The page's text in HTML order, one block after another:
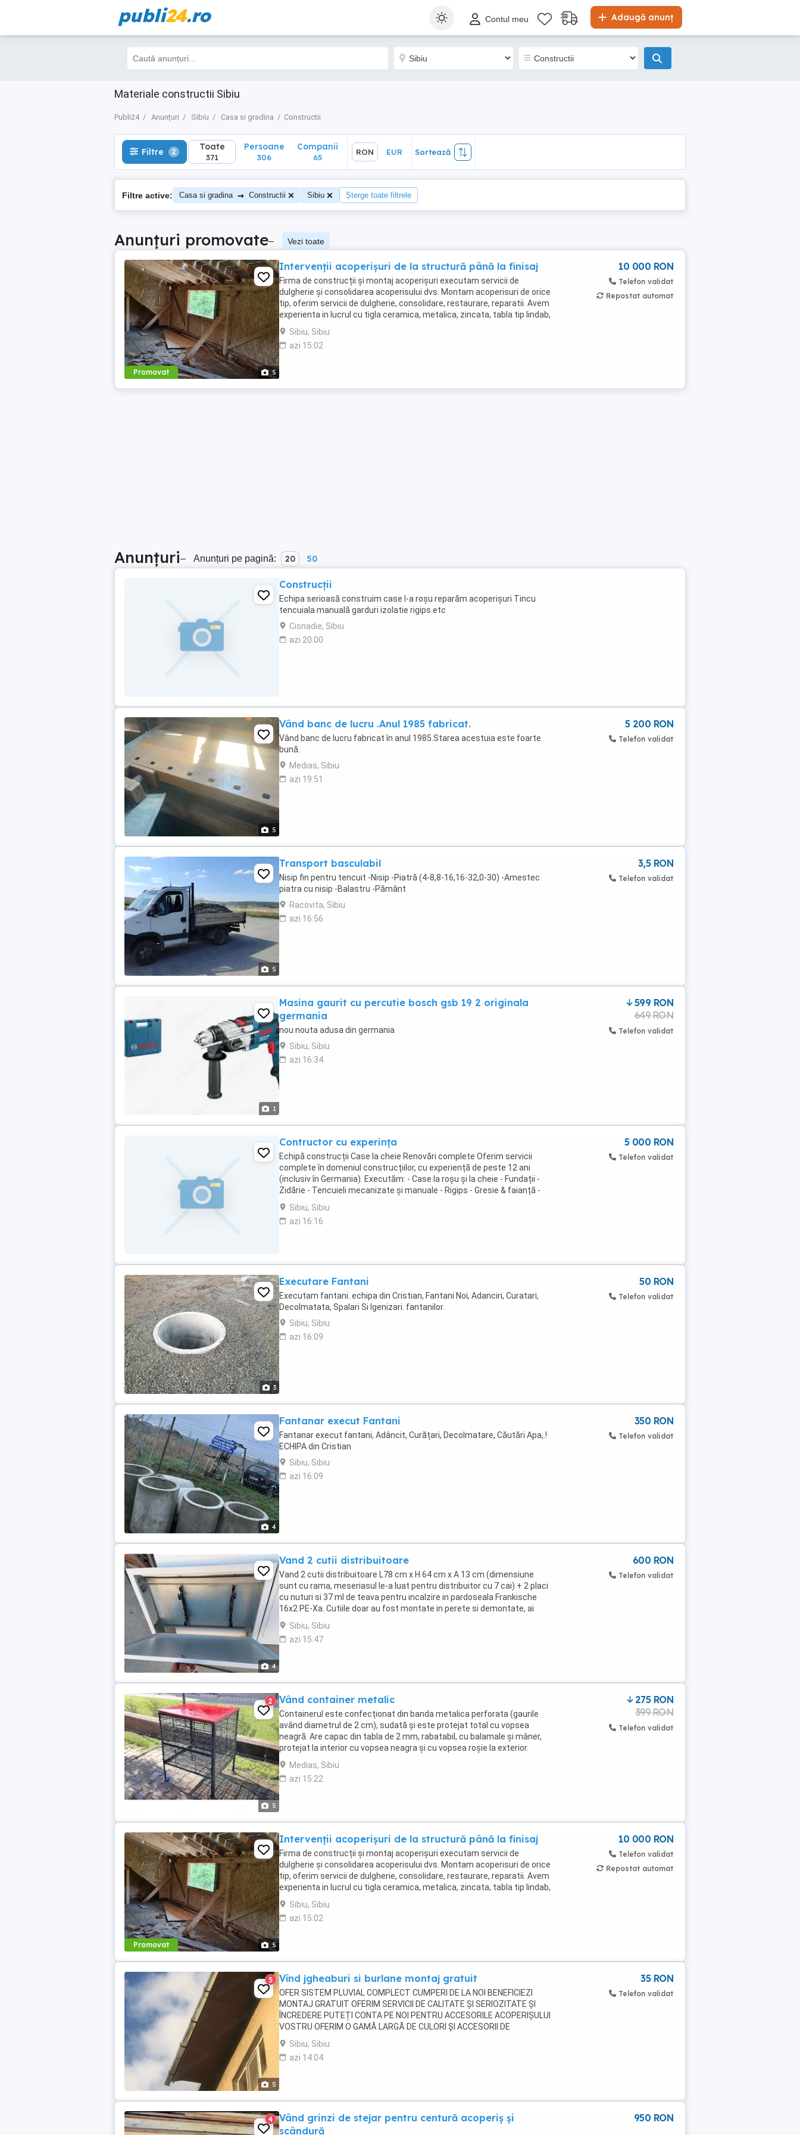
publi24.ro Adaugă anunț
Contul meu
Materiale constructii Sibiu
Publi24 Anunțuri Sibiu Casa si gradina Constructii
Filtre 2 Toate
371
Sortează
Filtre 2 Toate
371
Persoane
306
Companii
65
RON EUR Sortează
Filtre active: Casa si gradina → Constructii Sibiu Șterge toate filtrele
Anunțuri promovate– Vezi toate
Promovat 5
Intervenții acoperișuri de la structură până la finisaj
Firma de construcții și montaj acoperișuri executam servicii de
dulgherie și consolidarea acoperisului dvs. Montam acoperisuri de orice
tip, oferim servicii de dulgherie, consolidare, restaurare, reparatii. Avem
experienta in lucrul cu tigla ceramica, metalica, zincata, tabla tip lindab,
cutata, faltuita, ...
Sibiu, Sibiu
azi 15:02
10 000 RON
Telefon validat
Repostat automat
Anunțuri– Anunțuri pe pagină: 20 50
Construcții
Echipa serioasă construim case l-a roșu reparăm acoperișuri Tincu
tencuiala manuală garduri izolatie rigips etc
Cisnadie, Sibiu
azi 20:00
5
Vând banc de lucru .Anul 1985 fabricat.
Vând banc de lucru fabricat în anul 1985.Starea acestuia este foarte
bună.
Medias, Sibiu
azi 19:51
5 200 RON
Telefon validat
5
Transport basculabil
Nisip fin pentru tencuit -Nisip -Piatră (4-8,8-16,16-32,0-30) -Amestec
piatra cu nisip -Balastru -Pământ
Racovita, Sibiu
azi 16:56
3,5 RON
Telefon validat
1
Masina gaurit cu percutie bosch gsb 19 2 originala
germania
nou nouta adusa din germania
Sibiu, Sibiu
azi 16:34
599 RON
649 RON
Telefon validat
Contructor cu experința
Echipă construcții Case la cheie Renovări complete Oferim servicii
complete în domeniul construcțiilor, cu experiență de peste 12 ani
(inclusiv în Germania). Executăm: - Case la roșu și la cheie - Fundații -
Zidărie - Tencuieli mecanizate și manuale - Rigips - Gresie & faianță -
Parchet - ...
Sibiu, Sibiu
azi 16:16
5 000 RON
Telefon validat
3
Executare Fantani
Executam fantani. echipa din Cristian, Fantani Noi, Adanciri, Curatari,
Decolmatata, Spalari Si Igenizari. fantanilor.
Sibiu, Sibiu
azi 16:09
50 RON
Telefon validat
4
Fantanar execut Fantani
Fantanar execut fantani, Adâncit, Curățari, Decolmatare, Căutări Apa,.!
ECHIPA din Cristian
Sibiu, Sibiu
azi 16:09
350 RON
Telefon validat
4
Vand 2 cutii distribuitoare
Vand 2 cutii distribuitoare L78 cm x H 64 cm x A 13 cm (dimensiune
sunt cu rama, meseriasul le-a luat pentru distribuitor cu 7 cai) + 2 placi
cu nuturi si 37 ml de teava pentru incalzire in pardoseala Frankische
16x2 PE-Xa. Cutiile doar au fost montate in perete si demontate, ai
fost subdimensionate ...
Sibiu, Sibiu
azi 15:47
600 RON
Telefon validat
5
2 Vând container metalic
Containerul este confecționat din banda metalica perforata (gaurile
având diametrul de 2 cm), sudată și este protejat total cu vopsea
neagră. Are capac din tabla de 2 mm, rabatabil, cu balamale și mâner,
protejat la interior cu vopsea neagra și cu vopsea roșie la exterior.
Dimensiuni : î = 64 cm l ...
Medias, Sibiu
azi 15:22
275 RON
399 RON
Telefon validat
Promovat 5
Intervenții acoperișuri de la structură până la finisaj
Firma de construcții și montaj acoperișuri executam servicii de
dulgherie și consolidarea acoperisului dvs. Montam acoperisuri de orice
tip, oferim servicii de dulgherie, consolidare, restaurare, reparatii. Avem
experienta in lucrul cu tigla ceramica, metalica, zincata, tabla tip lindab,
cutata, faltuita, ...
Sibiu, Sibiu
azi 15:02
10 000 RON
Telefon validat
Repostat automat
5
5 Vînd jgheaburi si burlane montaj gratuit
OFER SISTEM PLUVIAL COMPLECT CUMPERI DE LA NOI BENEFICIEZI
MONTAJ GRATUIT OFERIM SERVICII DE CALITATE ȘI SERIOZITATE ȘI
ÎNCREDERE PUTEȚI CONTA PE NOI PENTRU ACCESORILE ACOPERIȘULUI
VOSTRU OFERIM O GAMĂ LARGĂ DE CULORI ȘI ACCESORII DE
ACOPERIS FACEM LA COMANDA ORICE DIMENSIUNE DE JGHEAB SAU
ALTE ...
Sibiu, Sibiu
azi 14:04
35 RON
Telefon validat
4
Vând grinzi de stejar pentru centură acoperiș și
scândură
950 RON